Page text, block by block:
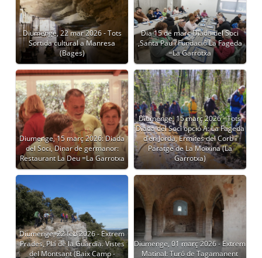
Diumenge, 22 mar 2026 - Tots
Sortida cultural a Manresa
(Bages)
Dia 15 de març Diada del Soci
,Santa Pau i Fundació La Fageda
=La Garrotxa
Diumenge, 15 març 2026: Diada
del Soci, Dinar de germanor:
Restaurant La Deu =La Garrotxa
Diumenge, 15 març 2026 - Tots
Diada del Soci opció A: La Fageda
d’en Jordà, Ermites del Corb i
Paratge de La Moixina (La
Garrotxa)
Diumenge, 22 feb 2026 - Extrem
Prades, Pla de la Guàrdia. Vistes
del Montsant (Baix Camp -
Diumenge, 01 març 2026 - Extrem
Matinal: Turó de Tagamanent